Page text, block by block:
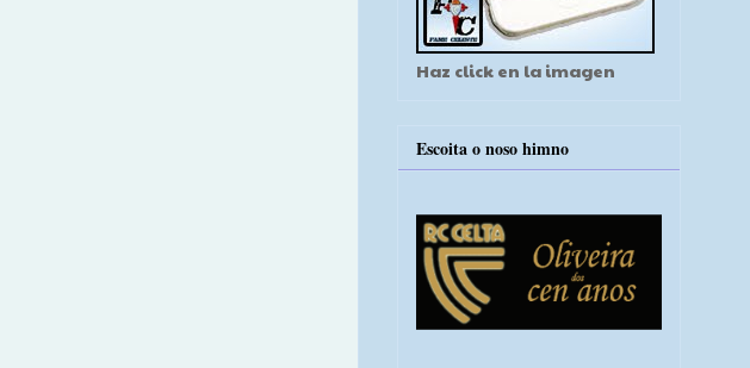
Haz click en la imagen
Escoita o noso himno